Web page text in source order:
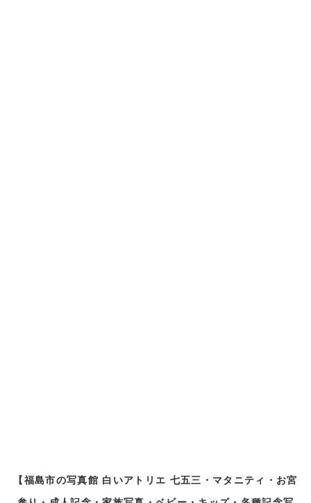
【福島市の写真館 白いアトリエ 七五三・マタニティ・お宮